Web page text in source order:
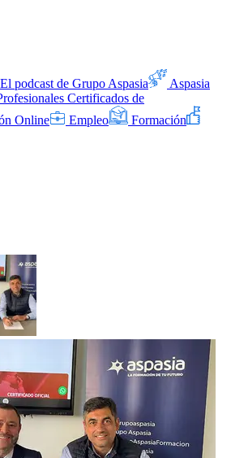
podcast de Grupo Aspasia
Aspasia
Certificados de
Online Empleo
Formación